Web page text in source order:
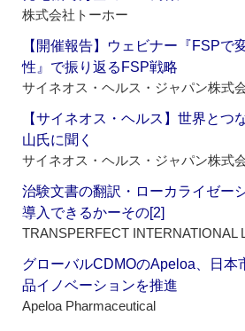
株式会社トーホー
【開催報告】ウェビナー『FSPで
性』で振り返るFSP戦略
サイネオス・ヘルス・ジャパン株式
【サイネオス・ヘルス】世界と
山氏に聞く
サイネオス・ヘルス・ジャパン株式
治験文書の翻訳・ローカライゼー
導入できるかーその[2]
TRANSPERFECT INTERNATIONAL
グローバルCDMOのApeloa、日本
品イノベーションを推進
Apeloa Pharmaceutical